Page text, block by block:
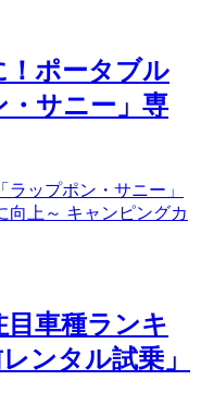
！ポータブル
・サニー」専
ップポン・サニー」
向上～ キャンピングカ
車種ランキ
ンタル試乗」